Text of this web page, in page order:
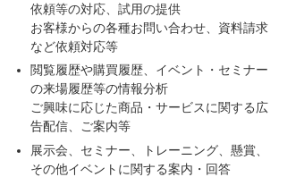
依頼等の対応、試用の提供
お客様からの各種お問い合わせ、資料請求
など依頼対応等
閲覧履歴や購買履歴、イベント・セミナー
の来場履歴等の情報分析
ご興味に応じた商品・サービスに関する広
告配信、ご案内等
展示会、セミナー、トレーニング、懸賞、
その他イベントに関する案内・回答